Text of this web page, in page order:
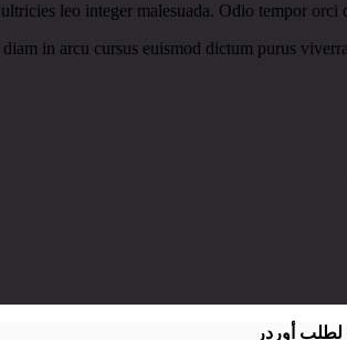
leo integer malesuada. Odio tempor orci
diam in arcu cursus euismod dictum purus
أوردر